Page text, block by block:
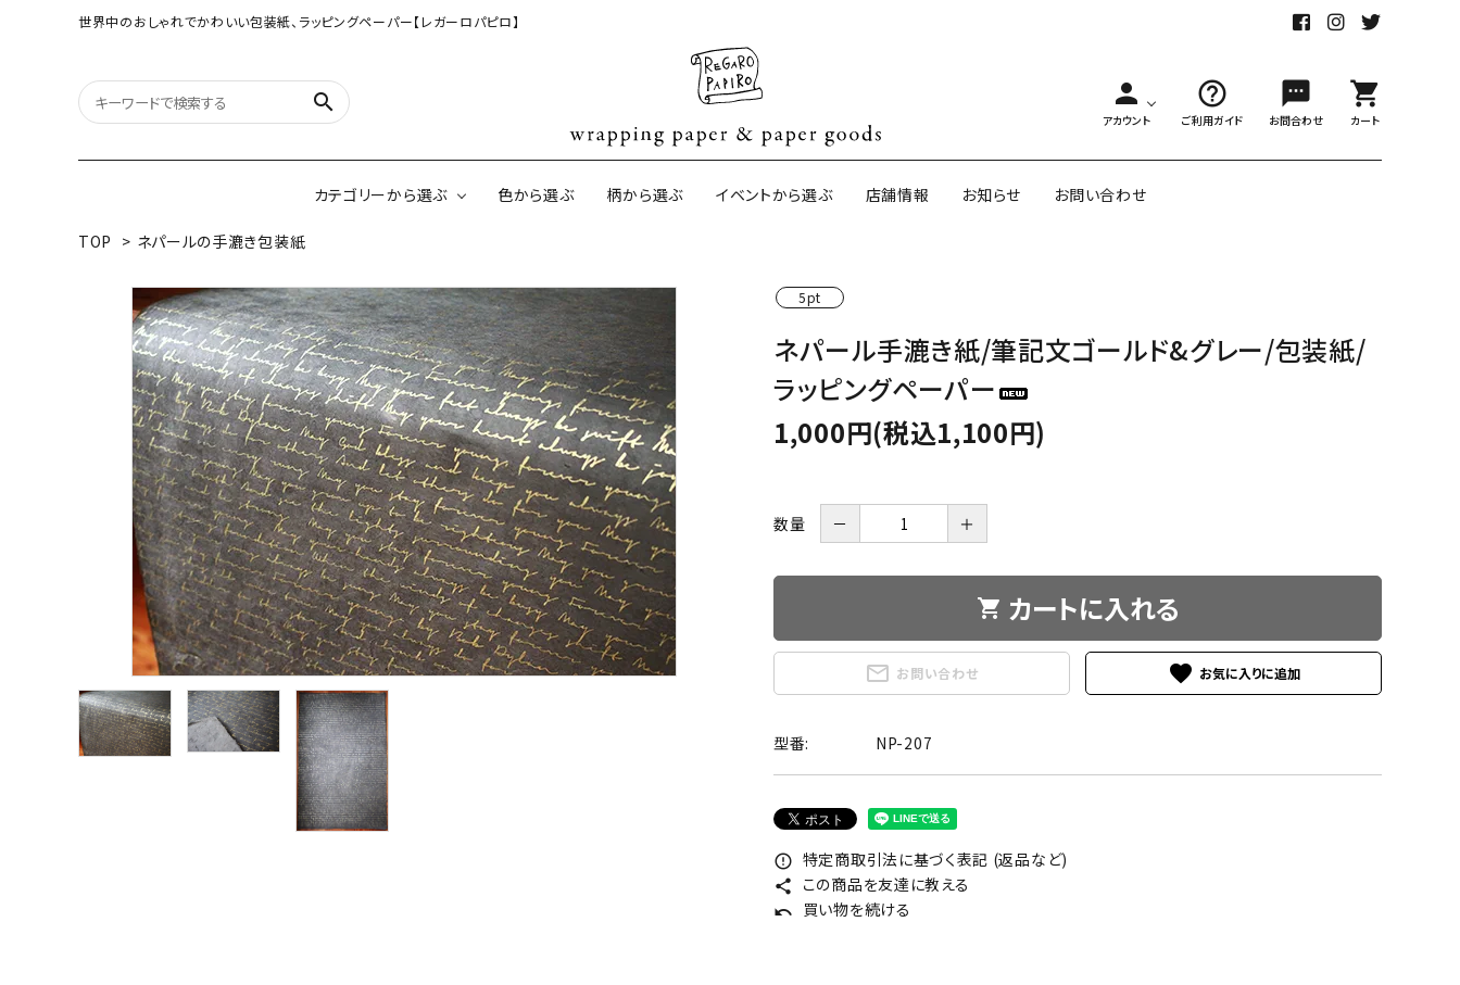
世界中のおしゃれでかわいい包装紙、ラッピングペーパー【レガーロパピロ】
search person
アカウント
help_outline
ご利用ガイド
sms
お問合わせ
shopping_cart
カート
カテゴリーから選ぶ
オリジナル包装紙
（A3相当サイズ）
【大判サイズ】オリジナル包装紙 和紙の包装紙(CAGWA paper)
サイズオーダー受注生産
ネパールの手漉き包装紙
インドのハンドプリントコットン
ペーパー
イギリスのモダン包装紙 イギリスの両面包装紙
ボタニカルダブルサイド包装紙 韓国のデザインペーパー 日本のペーパーブランド ラッピング用リボン・紐
色から選ぶ 柄から選ぶ イベントから選ぶ 店舗情報 お知らせ お問い合わせ
TOP > ネパールの手漉き包装紙
5pt
ネパール手漉き紙/筆記文ゴールド&グレー/包装紙/
ラッピングペーパー
1,000円(税込1,100円)
数量 － ＋
shopping_cart カートに入れる
mail_outline お問い合わせ favorite
型番: NP-207
error_outline 特定商取引法に基づく表記 (返品など)
share この商品を友達に教える
undo 買い物を続ける